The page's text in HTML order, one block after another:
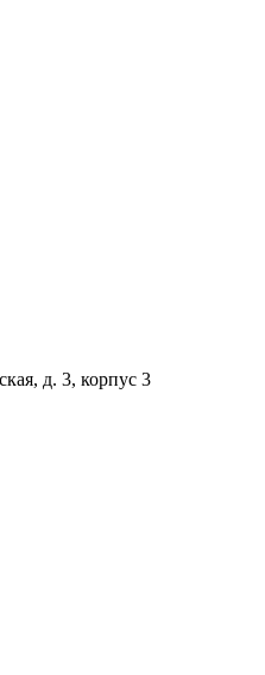
д. 3, корпус 3